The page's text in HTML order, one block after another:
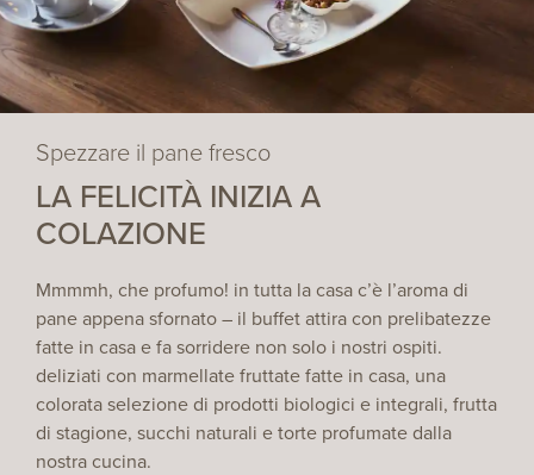
Spezzare il pane fresco
LA FELICITÀ INIZIA A
COLAZIONE
Mmmmh, che profumo! in tutta la casa c’è l’aroma di
pane appena sfornato – il buffet attira con prelibatezze
fatte in casa e fa sorridere non solo i nostri ospiti.
deliziati con marmellate fruttate fatte in casa, una
colorata selezione di prodotti biologici e integrali, frutta
di stagione, succhi naturali e torte profumate dalla
nostra cucina.